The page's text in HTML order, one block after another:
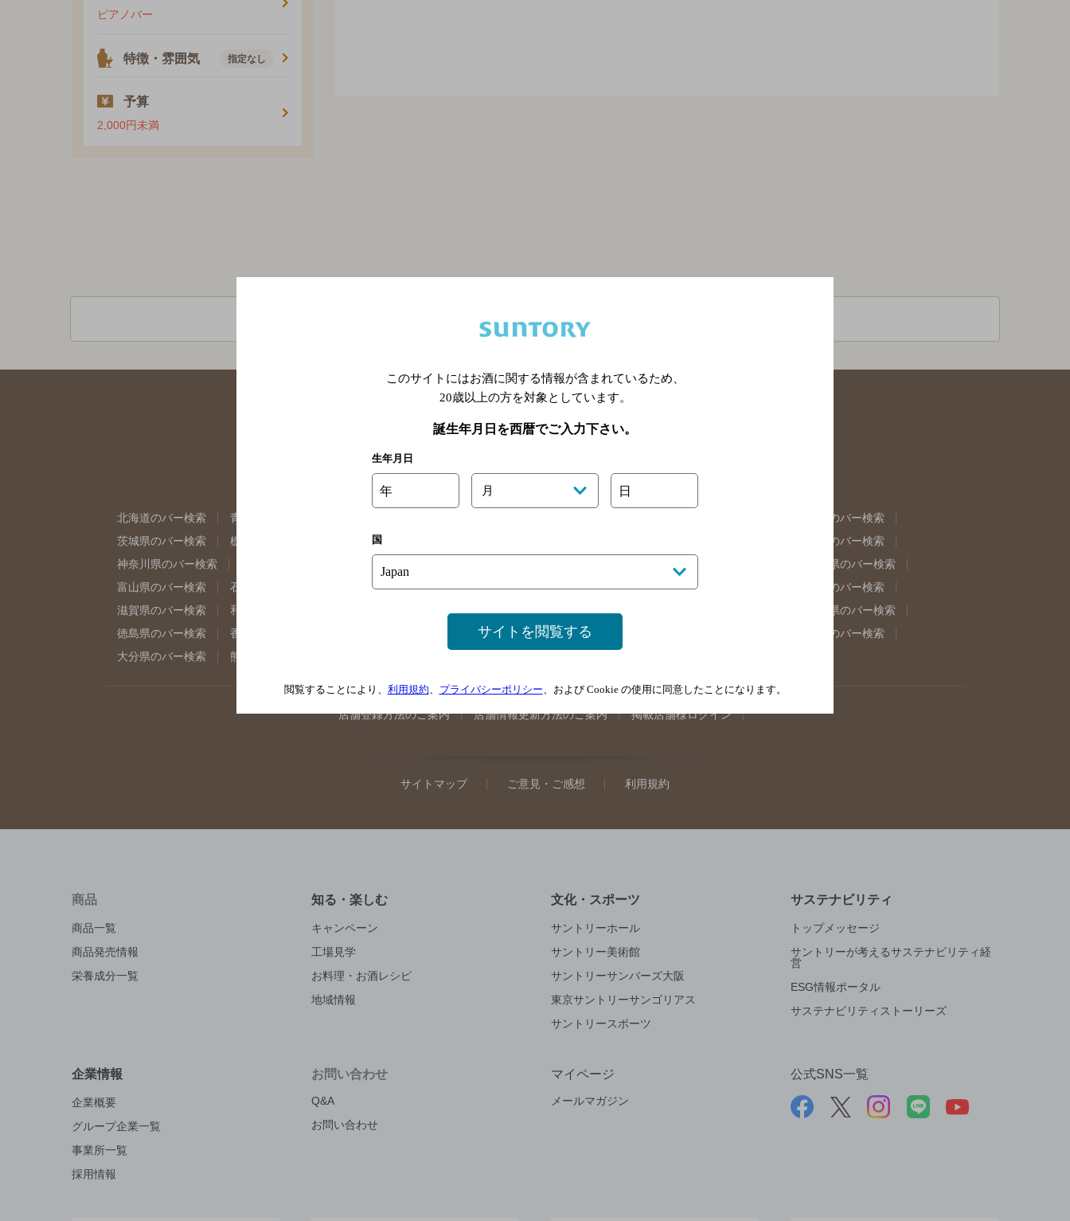
ピアノバー
特徴・雰囲気 指定なし
予算
2,000円未満
関連ページ
北海道のバー検索 青森県のバー検索
福島県のバー検索
茨城県のバー検索
栃木県のバー検索 群馬県のバー検索
東京都のバー検索
神奈川県のバー検索
埼玉県のバー検索
岐阜県のバー検索
富山県のバー検索
石川県のバー検索 福井県のバー検索 大阪府のバー検索 京都府のバー検索 兵庫県のバー検索
奈良県のバー検索
滋賀県のバー検索
和歌山県のバー検索 岡山県のバー検索 山口県のバー検索
島根県のバー検索
徳島県のバー検索
香川県のバー検索 高知県のバー検索 福岡県のバー検索
佐賀県のバー検索
大分県のバー検索
熊本県のバー検索
店舗登録方法のご案内 店舗情報更新方法のご案内 掲載店舗様ログイン
サイトマップ ご意見・ご感想 利用規約
商品
商品一覧
商品発売情報
栄養成分一覧
知る・楽しむ
キャンペーン
工場見学
お料理・お酒レシピ
地域情報
文化・スポーツ
サントリーホール
サントリー美術館
サントリーサンバーズ大阪
東京サントリーサンゴリアス
サントリースポーツ
サステナビリティ
トップメッセージ
サントリーが考えるサステナビリティ経
営
ESG情報ポータル
サステナビリティストーリーズ
企業情報
企業概要
グループ企業一覧
事業所一覧
採用情報
お問い合わせ
Q&A
お問い合わせ
マイページ
メールマガジン
公式SNS一覧
このサイトにはお酒に関する情報が含まれているため、
20歳以上の方を対象としています。
誕生年月日を西暦でご入力下さい。
生年月日
年 月 日
国
サイトを閲覧する
閲覧することにより、 利用規約、 プライバシーポリシー、および Cookie の使用に同意したことになります。